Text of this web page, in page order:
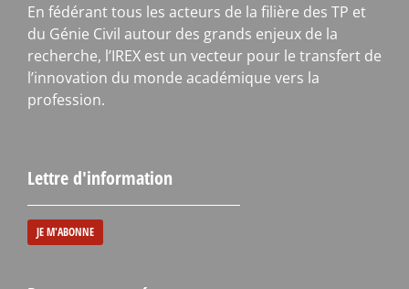
En fédérant tous les acteurs de la filière des TP et
du Génie Civil autour des grands enjeux de la
recherche, l’IREX est un vecteur pour le transfert de
l’innovation du monde académique vers la
profession.
Lettre d'information
JE M'ABONNE